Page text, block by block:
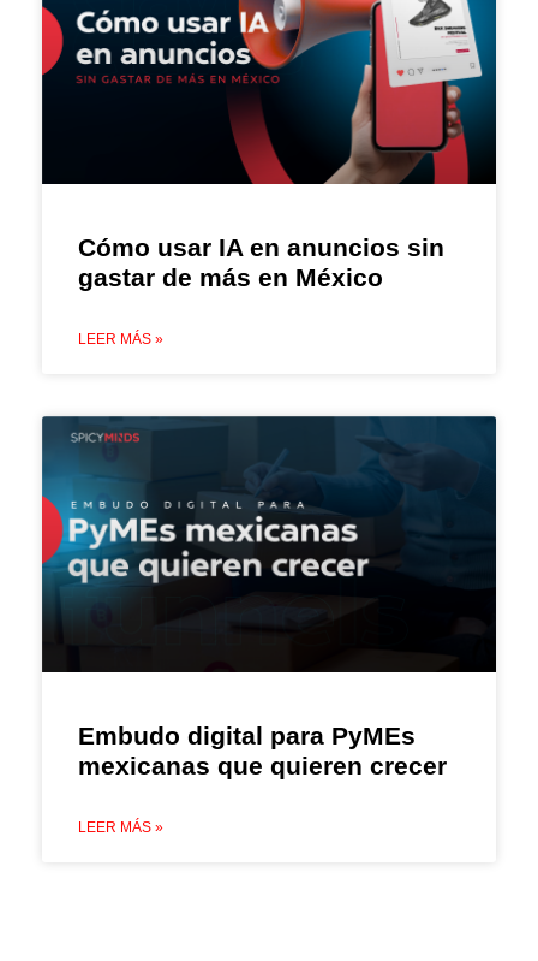
Cómo usar IA en anuncios sin
gastar de más en México
LEER MÁS »
Embudo digital para PyMEs
mexicanas que quieren crecer
LEER MÁS »